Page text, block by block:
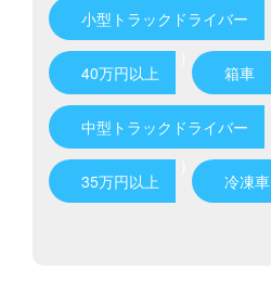
小型トラックドライバー
40万円以上 箱車
中型トラックドライバー
35万円以上 冷凍車